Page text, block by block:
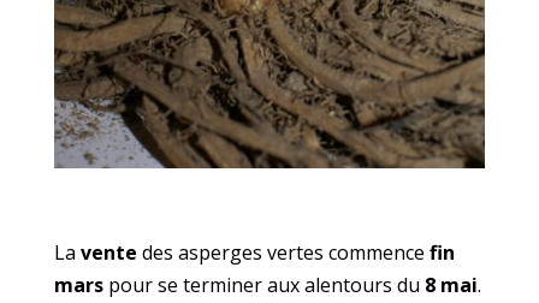
La vente des asperges vertes commence fin
marspour se terminer aux alentours du 8 mai.